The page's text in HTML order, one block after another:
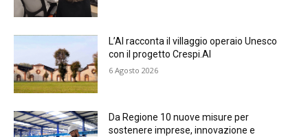
L’AI racconta il villaggio operaio Unesco
con il progetto Crespi.AI
6 Agosto 2026
Da Regione 10 nuove misure per
sostenere imprese, innovazione e